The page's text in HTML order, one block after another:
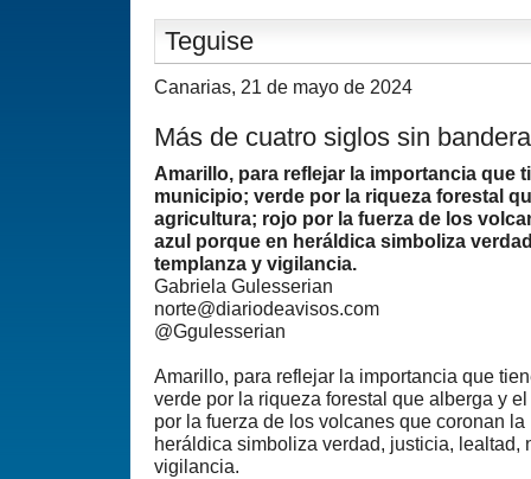
Teguise
Canarias, 21 de mayo de 2024
Más de cuatro siglos sin bandera
Amarillo, para reflejar la importancia que
municipio; verde por la riqueza forestal
agricultura; rojo por la fuerza de los
azul porque en heráldica simboliza
templanza y vigilancia.
Gabriela Gulesserian
norte@diariodeavisos.com
@Ggulesserian
Amarillo, para reflejar la importancia que
verde por la riqueza forestal que alberga y
por la fuerza de los volcanes que coronan
heráldica simboliza verdad, justicia, lealtad,
vigilancia.